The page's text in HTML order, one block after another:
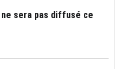
sera pas diffusé ce